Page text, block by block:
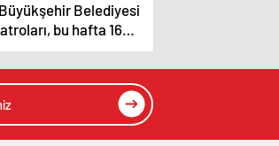
Belediyesi
bu hafta 16
karşısına